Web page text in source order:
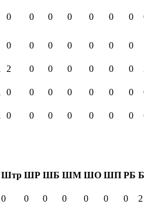
0 0 0 0 0 0 0
0 0 0 0 0 0 0
2 0 0 0 0 0 0
0 0 0 0 0 0 0
0 0 0 0 0 0 0
Штр ШР ШБ ШМ ШО ШП РБ
0 0 0 0 0 0 0 2